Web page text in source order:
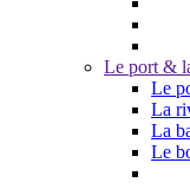
Le port &
Le
La
La
Le